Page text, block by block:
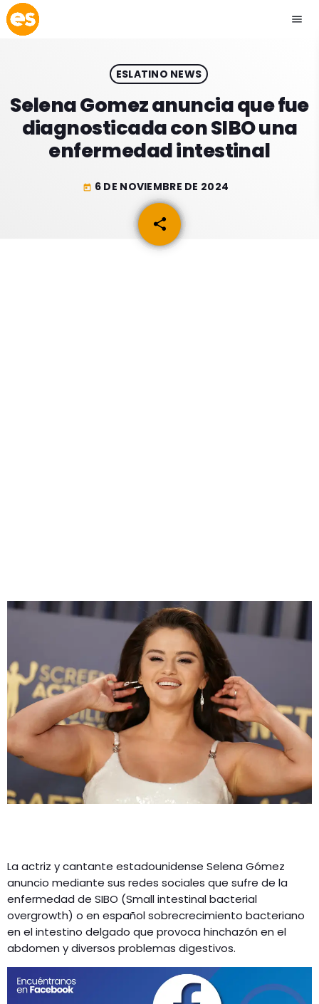
menu
play_arrow EMISIÓN LA PAZ
play_arrow EMISIÓN COCHABAMBA
ESLATINO NEWS
Selena Gomez anuncia que fue
diagnosticada con SIBO una
enfermedad intestinal
today 6 DE NOVIEMBRE DE 2024
share
email
La actriz y cantante estadounidense Selena Gómez
anuncio mediante sus redes sociales que sufre de la
enfermedad de SIBO (Small intestinal bacterial
overgrowth) o en español sobrecrecimiento bacteriano
en el intestino delgado que provoca hinchazón en el
abdomen y diversos problemas digestivos.